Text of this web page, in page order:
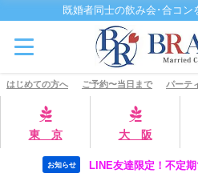
既婚者同士の飲み会･合コン
はじめての方へ ご予約〜当日まで パーテ
東 京 大 阪
お知らせ LINE友達限定！不定